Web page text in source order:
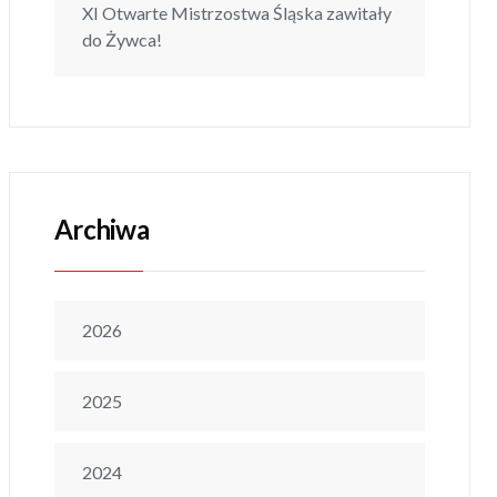
XI Otwarte Mistrzostwa Śląska zawitały
do Żywca!
Archiwa
2026
2025
2024